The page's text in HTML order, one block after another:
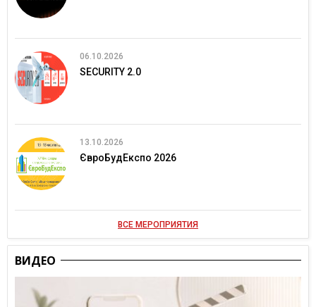
06.10.2026
SECURITY 2.0
13.10.2026
ЄвроБудЕкспо 2026
ВСЕ МЕРОПРИЯТИЯ
ВИДЕО